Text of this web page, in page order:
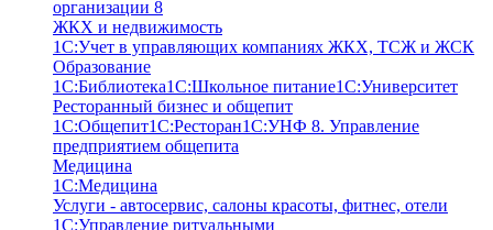
организации 8
ЖКХ и недвижимость
1С:Учет в управляющих компаниях ЖКХ, ТСЖ и ЖСК
Образование
1С:Библиотека1С:Школьное питание1С:Университет
Ресторанный бизнес и общепит
1С:Общепит1С:Ресторан1С:УНФ 8. Управление
предприятием общепита
Медицина
1С:Медицина
Услуги - автосервис, cалоны красоты, фитнес, отели
1С:Управление ритуальными